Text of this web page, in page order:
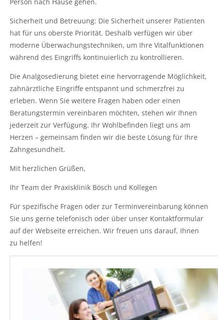
Sicherheit und Betreuung: Die Sicherheit unserer Patienten
hat für uns oberste Priorität. Deshalb verfügen wir über
moderne Überwachungstechniken, um Ihre Vitalfunktionen
während des Eingriffs kontinuierlich zu kontrollieren.
Die Analgosedierung bietet eine hervorragende Möglichkeit,
zahnärztliche Eingriffe entspannt und schmerzfrei zu
erleben. Wenn Sie weitere Fragen haben oder einen
Beratungstermin vereinbaren möchten, stehen wir Ihnen
jederzeit zur Verfügung. Ihr Wohlbefinden liegt uns am
Herzen – gemeinsam finden wir die beste Lösung für Ihre
Zahngesundheit.
Mit herzlichen Grüßen,
Ihr Team der Praxisklinik Bösch und Kollegen
Für spezifische Fragen oder zur Terminvereinbarung können
Sie uns gerne telefonisch oder über unser Kontaktformular
auf der Webseite erreichen. Wir freuen uns darauf, Ihnen
zu helfen!